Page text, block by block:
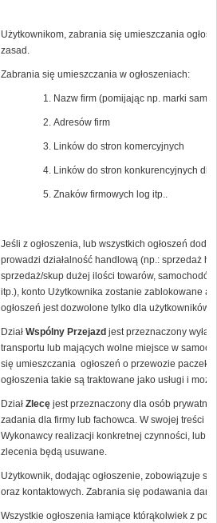
Użytkownikom, zabrania się umieszczania
zasad.
Zabrania się umieszczania w ogłoszeniach:
Nazw firm (pomijając np. marki
Adresów firm
Linków do stron komercyjnych
Linków do stron konkurencyjnych dla
Znaków firmowych log itp..
Jeśli z ogłoszenia, lub wszystkich ogłoszeń
prowadzi działalność handlową (np.: sprzedaż
sprzedaż/skup dużej ilości towarów,
itp.), konto Użytkownika zostanie zablokowane a
ogłoszeń jest dozwolone tylko dla użytkowników
Dział Wspólny Przejazd jest przeznaczony
transportu lub mających wolne miejsce w
się umieszczania ogłoszeń o przewozie paczek
ogłoszenia takie są traktowane jako usługi i
Dział Zlecęjest przeznaczony dla osób
zadania dla firmy lub fachowca. W swojej treści
Wykonawcy realizacji konkretnej czynności, lub
zlecenia będą usuwane.
Użytkownik, dodając ogłoszenie, zobowiązuje
oraz kontaktowych. Zabrania się podawania
Wszystkie ogłoszenia łamiące którąkolwiek z